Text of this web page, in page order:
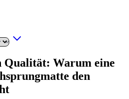
Qualität: Warum eine
den